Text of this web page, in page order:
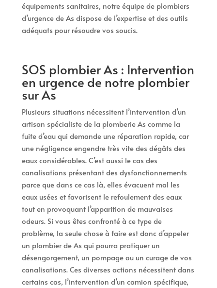
équipements sanitaires, notre équipe de plombiers
d’urgence de As dispose de l’expertise et des outils
adéquats pour résoudre vos soucis.
SOS plombier As : Intervention
en urgence de notre plombier
sur As
Plusieurs situations nécessitent l’intervention d’un
artisan spécialiste de la plomberie As comme la
fuite d’eau qui demande une réparation rapide, car
une négligence engendre très vite des dégâts des
eaux considérables. C’est aussi le cas des
canalisations présentant des dysfonctionnements
parce que dans ce cas là, elles évacuent mal les
eaux usées et favorisent le refoulement des eaux
tout en provoquant l’apparition de mauvaises
odeurs. Si vous êtes confronté à ce type de
problème, la seule chose à faire est donc d’appeler
un plombier de As qui pourra pratiquer un
désengorgement, un pompage ou un curage de vos
canalisations. Ces diverses actions nécessitent dans
certains cas, l’intervention d’un camion spécifique,